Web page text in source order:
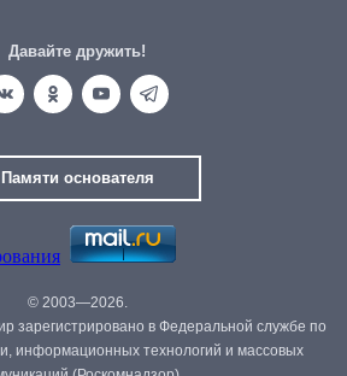
Давайте дружить!
Памяти основателя
© 2003—2026.
зарегистрировано в Федеральной службе по
информационных технологий и массовых